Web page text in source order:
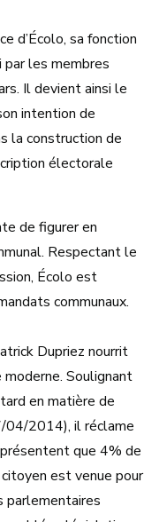
d’Écolo, sa fonction
les membres
Il devient ainsi le
intention de
la construction de
électorale
de figurer en
Respectant le
Écolo est
communaux.
Dupriez nourrit
moderne. Soulignant
en matière de
04/2014), il réclame
que 4% de
est venue pour
parlementaires